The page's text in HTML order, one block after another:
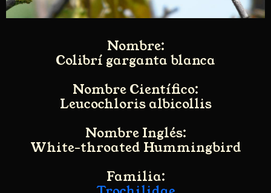
Nombre:
Colibrí garganta blanca
Nombre Científico:
Leucochloris albicollis
Nombre Inglés:
White-throated Hummingbird
Familia: